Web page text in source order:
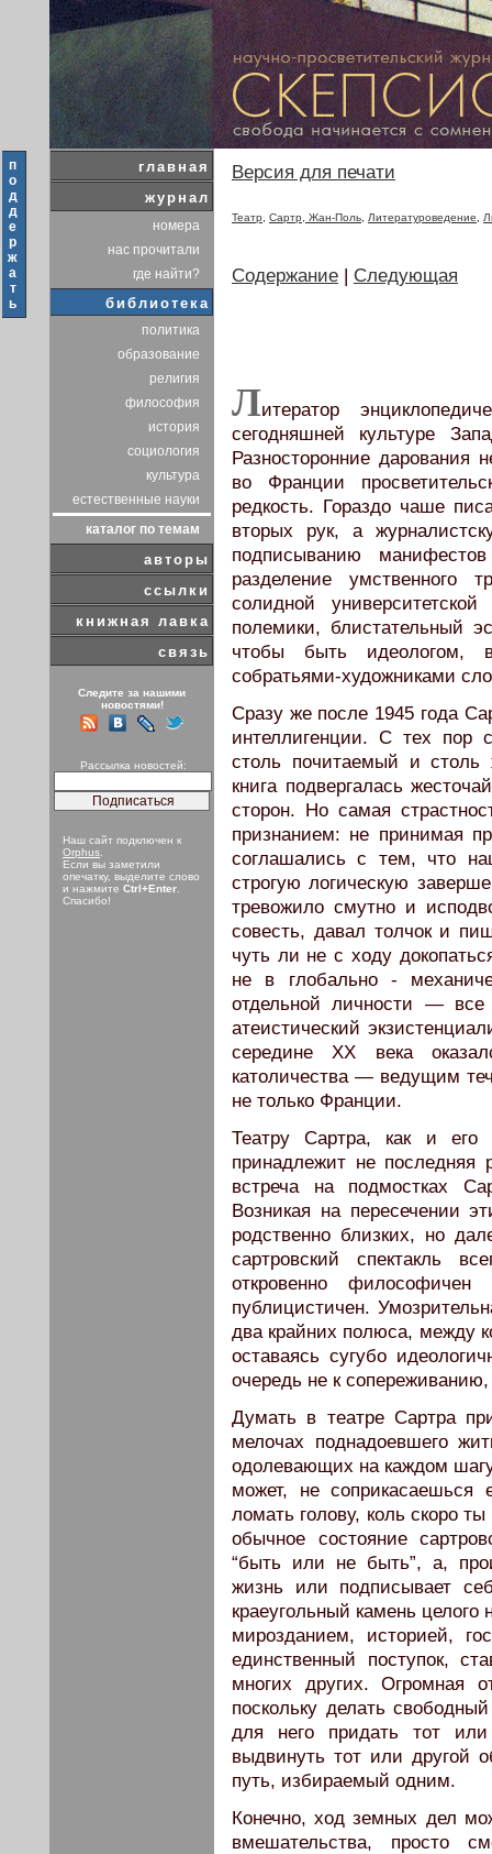
п
о
д
д
е
р
ж
а
т
ь
главная
журнал
номера
нас прочитали
где найти?
библиотека
политика
образование
религия
философия
история
социология
культура
естественные науки
каталог по темам
авторы
ссылки
книжная лавка
связь
Следите за нашими
новостями!
Рассылка новостей:
Наш сайт подключен к
Orphus
Если вы заметили
опечатку, выделите слово
и нажмите Ctrl+Enter
Спасибо!
Версия для печати
Театр Сартр, Жан-Поль Литературоведение
Содержание | Следующая
Литератор
сегодняшней культуре
Разносторонние
во Франции
редкость. Гораздо чаше
вторых рук, а
подписыванию
разделение умственного
солидной университетской
полемики, блистательный
чтобы быть идеологом,
собратьями-художниками
Сразу же после 1945 года
интеллигенции. С тех пор
cтоль почитаемый и столь
книга подвергалась
сторон. Но самая
признанием: не принимая
соглашались с тем, что
строгую логическую
тревожило смутно и
совесть, давал толчок и
чуть ли не с ходу
не в глобально -
отдельной личности — все
атеистический
середине XX века
католичества — ведущим
не только Франции.
Театру Сартра, как и его
принадлежит не
встреча на подмостках
Возникая на пересечении
родственно близких, но
сартровский спектакль
откровенно
публицистичен.
два крайних полюса, между
оставаясь сугубо
очередь не к
Думать в театре Сартра
мелочах поднадоевшего
одолевающих на каждом
может, не соприкасаешься
ломать голову, коль скоро
обычное состояние
“быть или не быть”, а,
жизнь или подписывает
краеугольный камень целого
мирозданием, историей,
единственный поступок,
многих других. Огромная
поскольку делать
для него придать тот
выдвинуть тот или другой
путь, избираемый одним.
Конечно, ход земных дел
вмешательства, просто